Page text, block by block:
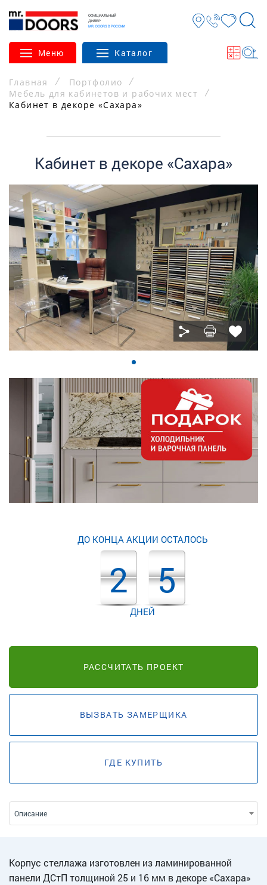
ОФИЦИАЛЬНЫЙ
ДИЛЕР
MR. DOORS В РОССИИ
Меню Каталог
Главная
Портфолио
Мебель для кабинетов и рабочих мест
Кабинет в декоре «Сахара»
Кабинет в декоре «Сахара»
ДО КОНЦА АКЦИИ ОСТАЛОСЬ
2 5
ДНЕЙ
РАССЧИТАТЬ ПРОЕКТ
ВЫЗВАТЬ ЗАМЕРЩИКА
ГДЕ КУПИТЬ
Описание
Корпус стеллажа изготовлен из ламинированной
панели ДСтП толщиной 25 и 16 мм в декоре «Сахара»